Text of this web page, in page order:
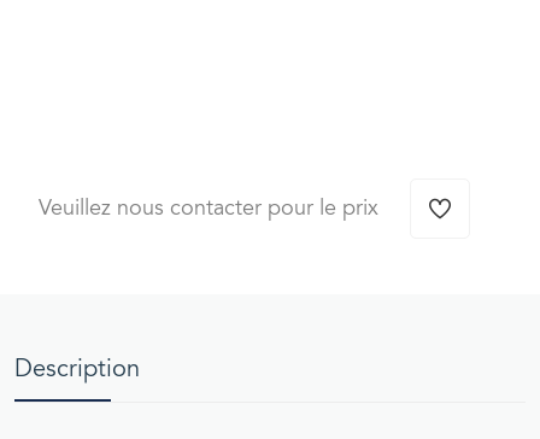
Veuillez nous contacter pour le prix
Description